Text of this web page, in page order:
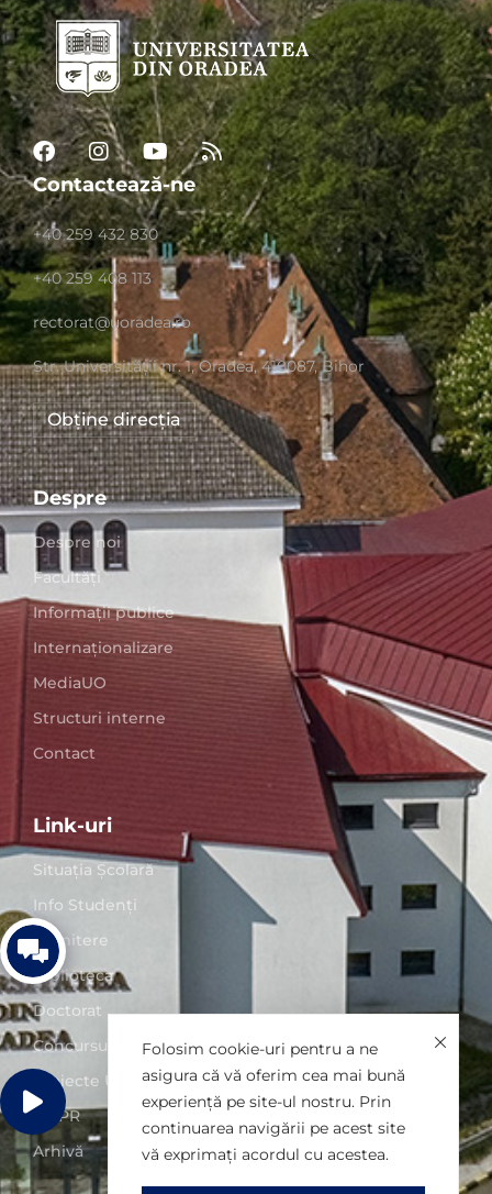
Contactează-ne
+40 259 432 830
+40 259 408 113
rectorat@uoradea.ro
Str. Universităţii nr. 1, Oradea, 410087, Bihor
Obține direcția
Despre
Despre noi
Facultăți
Informații publice
Internaționalizare
MediaUO
Structuri interne
Contact
Link-uri
Situaţia Școlară
Info Studenți
Admitere
Biblioteca
Doctorat
Concursuri posturi
Proiecte UO
GDPR
Arhivă
Folosim cookie-uri pentru a ne
asigura că vă oferim cea mai bună
experiență pe site-ul nostru. Prin
continuarea navigării pe acest site
vă exprimați acordul cu acestea.